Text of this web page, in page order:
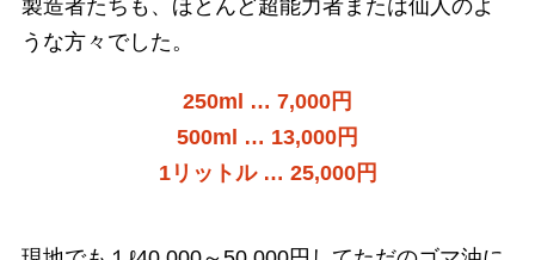
製造者たちも、ほとんど超能力者または仙人のよ
うな方々でした。
250ml … 7,000円
500ml … 13,000円
1リットル … 25,000円